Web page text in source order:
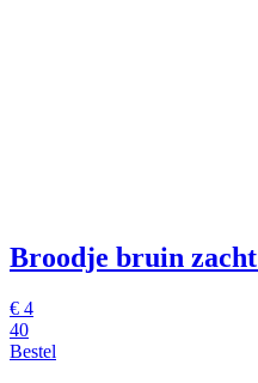
Broodje bruin zacht
€ 4
40
Bestel